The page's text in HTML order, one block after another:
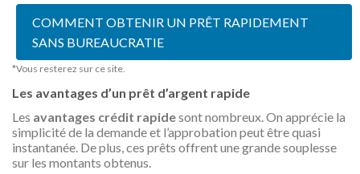
COMMENT OBTENIR UN PRÊT RAPIDEMENT
SANS BUREAUCRATIE
*Vous resterez sur ce site.
Les avantages d’un prêt d’argent rapide
Les avantages crédit rapidesont nombreux. On apprécie la
simplicité de la demande et l’approbation peut être quasi
instantanée. De plus, ces prêts offrent une grande souplesse
sur les montants obtenus.